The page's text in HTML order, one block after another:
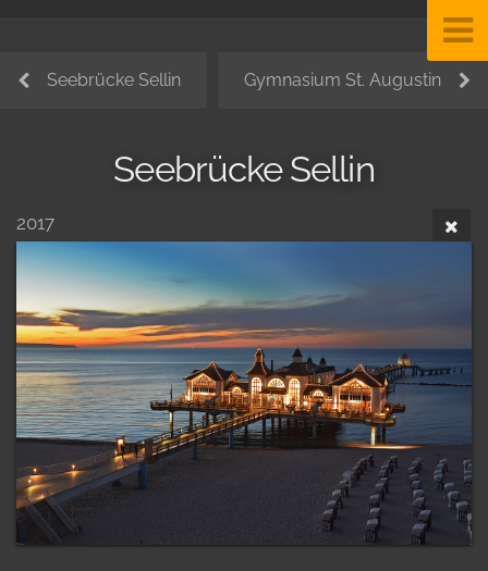
Seebrücke Sellin Gymnasium St. Augustin
Seebrücke Sellin
2017